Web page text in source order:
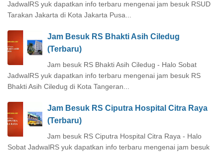
JadwalRS yuk dapatkan info terbaru mengenai jam besuk RSUD
Tarakan Jakarta di Kota Jakarta Pusa...
Jam Besuk RS Bhakti Asih Ciledug
(Terbaru)
Jam besuk RS Bhakti Asih Ciledug - Halo Sobat
JadwalRS yuk dapatkan info terbaru mengenai jam besuk RS
Bhakti Asih Ciledug di Kota Tangeran...
Jam Besuk RS Ciputra Hospital Citra Raya
(Terbaru)
Jam besuk RS Ciputra Hospital Citra Raya - Halo
Sobat JadwalRS yuk dapatkan info terbaru mengenai jam besuk